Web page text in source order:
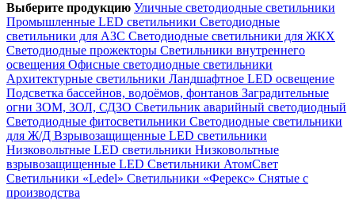
Выберите продукцию Уличные светодиодные светильники
Промышленные LED светильники Светодиодные
светильники для АЗС Светодиодные светильники для ЖКХ
Светодиодные прожекторы Светильники внутреннего
освещения Офисные светодиодные светильники
Архитектурные светильники Ландшафтное LED освещение
Подсветка бассейнов, водоёмов, фонтанов Заградительные
огни ЗОМ, ЗОЛ, СДЗО Светильник аварийный светодиодный
Светодиодные фитосветильники Светодиодные светильники
для Ж/Д Взрывозащищенные LED светильники
Низковольтные LED светильники Низковольтные
взрывозащищенные LED Светильники АтомСвет
Светильники «Ledel» Светильники «Ферекс» Снятые с
производства